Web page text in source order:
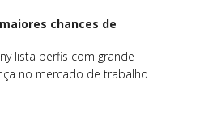
chances de
lista perfis com grande
no mercado de trabalho